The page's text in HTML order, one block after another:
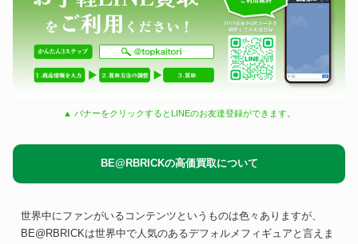
▲ バナーをクリックするとLINEのお友達登録ができます。
BE@RBRICKの高価買取について
世界中にファンがいるコンテンツというものは色々ありますが、
BE@RBRICKは世界中で人気のあるデフォルメフィギュアと言えま